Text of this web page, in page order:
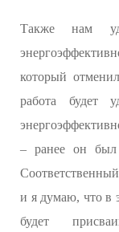
Также нам
который
работа будет
– ранее он был
и я думаю, что в
будет